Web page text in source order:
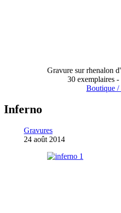
Gravure sur rhenalon
30 exemplaires
Boutique /
Inferno
Gravures
24 août 2014